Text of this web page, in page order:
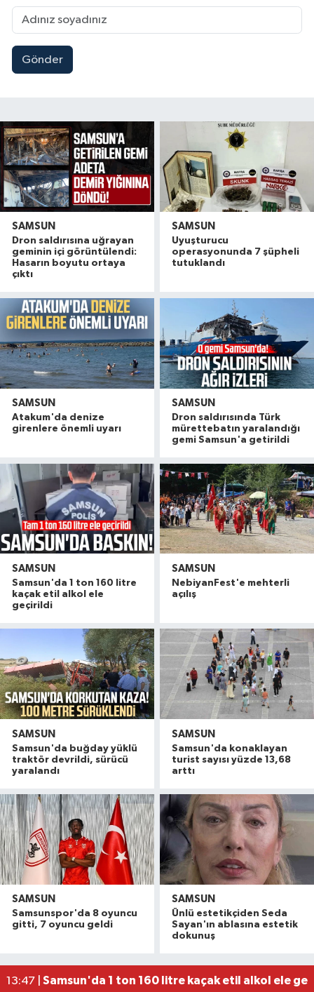
Gönder
SAMSUN
Dron saldırısına uğrayan
geminin içi görüntülendi:
Hasarın boyutu ortaya
çıktı
SAMSUN
Uyuşturucu
operasyonunda 7 şüpheli
tutuklandı
SAMSUN
Atakum'da denize
girenlere önemli uyarı
SAMSUN
Dron saldırısında Türk
mürettebatın yaralandığı
gemi Samsun'a getirildi
SAMSUN
Samsun'da 1 ton 160 litre
kaçak etil alkol ele
geçirildi
SAMSUN
NebiyanFest'e mehterli
açılış
SAMSUN
Samsun'da buğday yüklü
traktör devrildi, sürücü
yaralandı
SAMSUN
Samsun'da konaklayan
turist sayısı yüzde 13,68
arttı
SAMSUN
Samsunspor'da 8 oyuncu
gitti, 7 oyuncu geldi
SAMSUN
Ünlü estetikçiden Seda
Sayan'ın ablasına estetik
dokunuş
16:49 |Dron saldırısına uğrayan geminin içi
15:27 |Uyuşturucu operasyonunda 7 şüpheli tutuklandı
Atakum'da denize girenlere önemli uyarı
13:47 | Samsun'da 1 ton 160 litre kaçak etil alkol ele